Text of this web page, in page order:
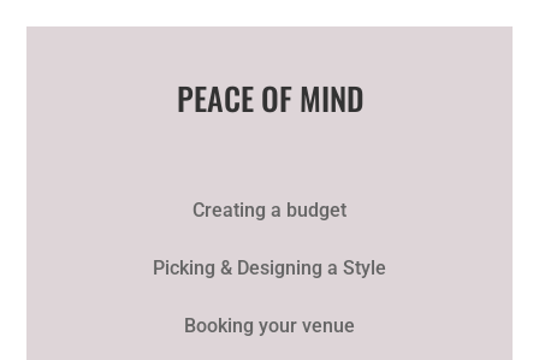
PEACE OF MIND
Creating a budget
Picking & Designing a Style
Booking your venue